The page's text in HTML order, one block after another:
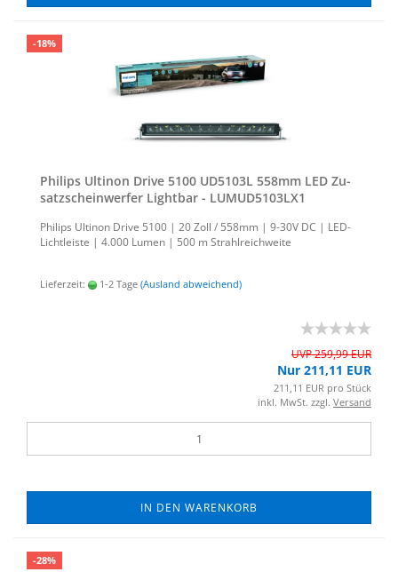
-18%
Phil­ips Ul­ti­non Drive 5100 UD5103L 558mm LED Zu­
satz­schein­wer­fer Light­bar - LUMUD5103LX1
Phil­ips Ul­ti­non Drive 5100 | 20 Zoll / 558mm | 9-30V DC | LED-​
Lichtleiste | 4.000 Lumen | 500 m Strahl­reich­wei­te
Lieferzeit: 1-2 Tage (Ausland abweichend)
UVP 259,99 EUR
Nur 211,11 EUR
211,11 EUR pro Stück
inkl. MwSt. zzgl. Versand
IN DEN WARENKORB
-28%